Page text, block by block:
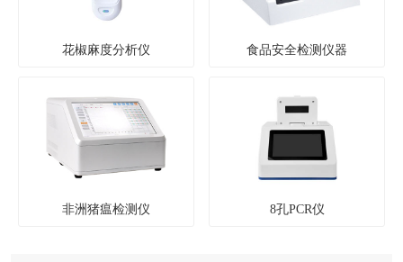
花椒麻度分析仪 食品安全检测仪器
非洲猪瘟检测仪 8孔PCR仪